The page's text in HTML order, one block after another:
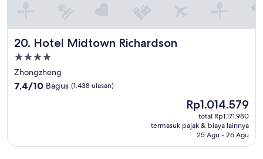
,
o
h
e
癒
す
こ
と
が
で
台
20. Hotel Midtown Richardson
Hotel Midtown Richardson
Properti
bintang
4.0
Zhongzheng
7.4
7,4/10 Bagus (1.438 ulasan)
Harga
sekarang
Rp1.014.579
Rp1.014.579
total Rp1.171.980
termasuk pajak & biaya lainnya
25 Agu - 26 Agu